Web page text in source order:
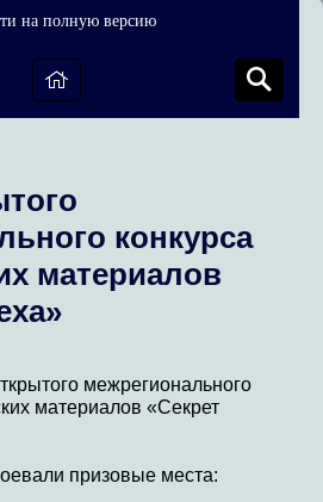
на полную версию
конкурса
материалов
межрегионального
материалов «Секрет
призовые места: